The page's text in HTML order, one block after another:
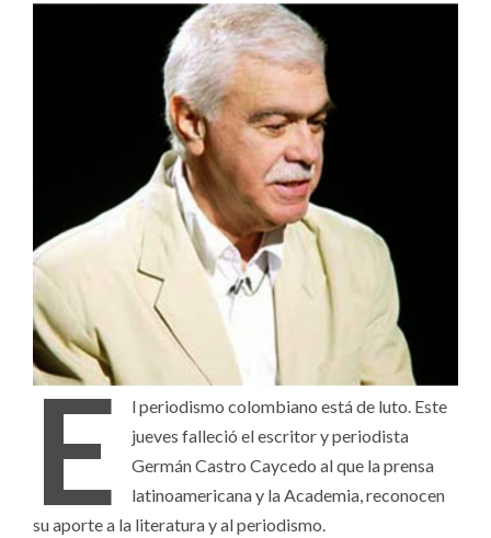
E
l periodismo colombiano está de luto. Este
jueves falleció el escritor y periodista
Germán Castro Caycedo al que la prensa
latinoamericana y la Academia, reconocen
su aporte a la literatura y al periodismo.